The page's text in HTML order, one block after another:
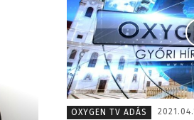
Meronka Péter –
OXYGEN TV ADÁS